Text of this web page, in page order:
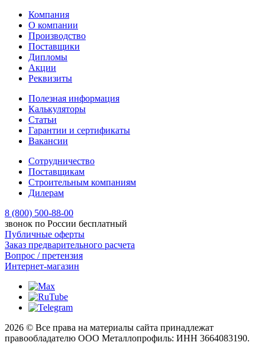
Компания
О компании
Производство
Поставщики
Дипломы
Акции
Реквизиты
Полезная информация
Калькуляторы
Статьи
Гарантии и сертификаты
Вакансии
Сотрудничество
Поставщикам
Строительным компаниям
Дилерам
8 (800) 500-88-00
звонок по России бесплатный
Публичные оферты
Заказ предварительного расчета
Вопрос / претензия
Интернет-магазин
2026 © Все права на материалы сайта принадлежат
правообладателю ООО Металлопрофиль: ИНН 3664083190.